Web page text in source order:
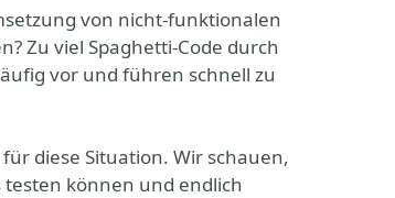
von nicht-funktionalen
Zu viel Spaghetti-Code durch
vor und führen schnell zu
diese Situation. Wir schauen,
können und endlich